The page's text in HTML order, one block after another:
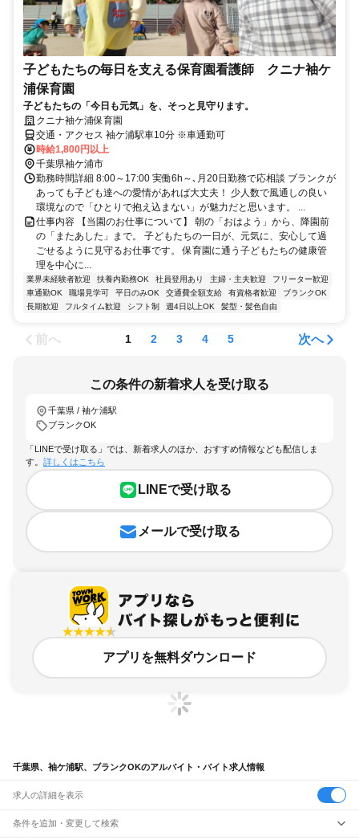
子どもたちの毎日を支える保育園看護師 クニナ袖ケ
浦保育園
子どもたちの「今日も元気」を、そっと見守ります。
クニナ袖ケ浦保育園
交通・アクセス 袖ケ浦駅車10分 ※車通勤可
時給1,800円以上
千葉県袖ケ浦市
勤務時間詳細 8:00～17:00 実働6h～､月20日勤務で応相談 ブランクが
あっても子ども達への愛情があれば大丈夫！ 少人数で風通しの良い
環境なので「ひとりで抱え込まない」が魅力だと思います。 ...
仕事内容 【当園のお仕事について】 朝の「おはよう」から、降園前
の「またあした」まで。 子どもたちの一日が、元気に、安心して過
ごせるように見守るお仕事です。 保育園に通う子どもたちの健康管
理を中心に...
業界未経験者歓迎 扶養内勤務OK 社員登用あり 主婦・主夫歓迎
フリーター歓迎
車通勤OK
職場見学可 平日のみOK 交通費全額支給 有資格者歓迎
ブランクOK
長期歓迎
フルタイム歓迎 シフト制 週4日以上OK 髪型・髪色自由
前へ 1 2 3 4 5 次へ
この条件の新着求人を受け取る
千葉県 / 袖ケ浦駅
ブランクOK
「LINEで受け取る」では、新着求人のほか、おすすめ情報なども配信しま
す。 詳しくはこちら
LINEで受け取る
メールで受け取る
アプリを無料ダウンロード
千葉県、袖ケ浦駅、ブランクOKのアルバイト・バイト求人情報
求人の詳細を表示
条件を追加・変更して検索